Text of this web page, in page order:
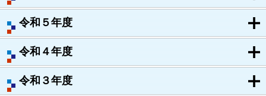
令和５年度
令和４年度
令和３年度